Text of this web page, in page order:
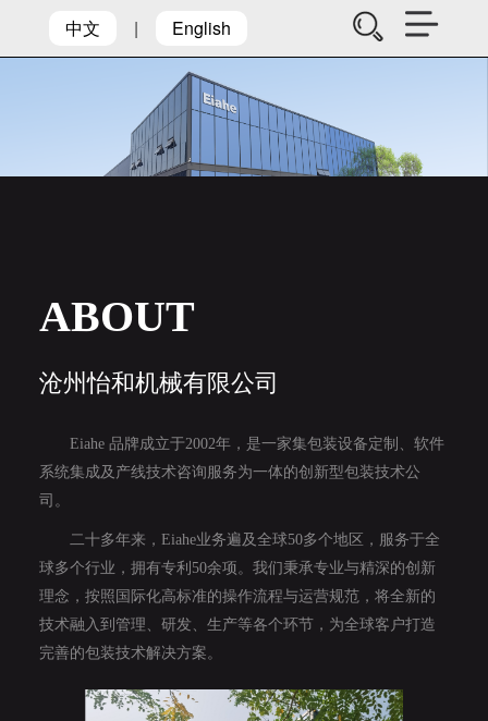
中文 | English
ABOUT
沧州怡和机械有限公司
Eiahe 品牌成立于2002年，是一家集包装设备定制、软件
系统集成及产线技术咨询服务为一体的创新型包装技术公
司。
二十多年来，Eiahe业务遍及全球50多个地区，服务于全
球多个行业，拥有专利50余项。我们秉承专业与精深的创新
理念，按照国际化高标准的操作流程与运营规范，将全新的
技术融入到管理、研发、生产等各个环节，为全球客户打造
完善的包装技术解决方案。